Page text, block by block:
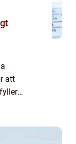
att